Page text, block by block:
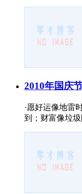
2010年国庆
·愿好运像地雷
到；财富像垃